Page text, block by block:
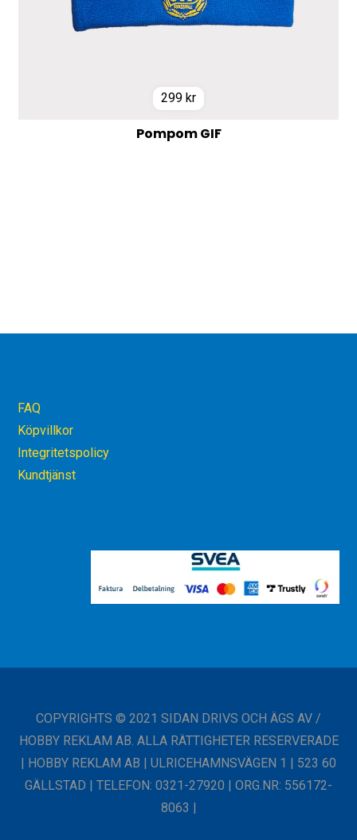
299 kr
Pompom GIF
FAQ
Köpvillkor
Integritetspolicy
Kundtjänst
COPYRIGHTS © 2021 SIDAN DRIVS OCH ÄGS AV /
HOBBY REKLAM AB. ALLA RÄTTIGHETER RESERVERADE
| HOBBY REKLAM AB | ULRICEHAMNSVÄGEN 1 | 523 60
GÄLLSTAD | TELEFON: 0321-27920 | ORG.NR: 556172-
8063 |